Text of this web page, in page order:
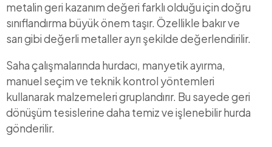
metalin geri kazanım değeri farklı olduğu için doğru
sınıflandırma büyük önem taşır. Özellikle bakır ve
sarı gibi değerli metaller ayrı şekilde değerlendirilir.
Saha çalışmalarında hurdacı, manyetik ayırma,
manuel seçim ve teknik kontrol yöntemleri
kullanarak malzemeleri gruplandırır. Bu sayede geri
dönüşüm tesislerine daha temiz ve işlenebilir hurda
gönderilir.